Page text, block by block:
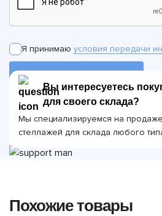
Я принимаю условия передачи
ОТПРАВИТЬ ЗАЯВКУ
Вы интересуетесь
для своего склада?
Мы специализируемся на
стеллажей для склада любого
Похожие товары